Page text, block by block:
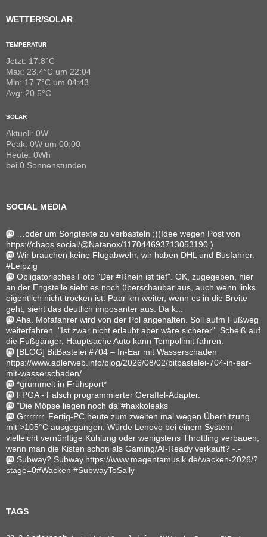
WETTER/SOLAR
TEMPERATUR
Jetzt: 17.8°C
Max: 23.4°C um 22:04
Min: 17.7°C um 04:43
Avg: 20.5°C
SOLAR
Aktuell: 0W
Peak: 0W um 00:00
Heute: 0Wh
bei 0 Sonnenstunden
SOCIAL MEDIA
…oder um Songtexte zu verbasteln ;)(Idee wegen Post von
https://chaos.social/@Natanox/117044693713053190 )
Wir brauchen keine Flugabwehr, wir haben DHL und Busfahrer.
#Leipzig
Obligatorisches Foto "Der #Rhein ist tief". OK, zugegeben, hier
an der Engstelle sieht es noch überschaubar aus, auch wenn links
eigentlich nicht trocken ist. Paar km weiter, wenn es in die Breite
geht, sieht das deutlich imposanter aus. Da k...
Aha. Mofafahrer wird von der Pol angehalten. Soll aufm Fußweg
weiterfahren. "Ist zwar nicht erlaubt aber wäre sicherer". Scheiß auf
die Fußgänger, Hauptsache Auto kann Tempolimit fahren.
[BLOG] BitBastelei #704 – In-Ear mit Wasserschaden
https://www.adlerweb.info/blog/2026/08/02/bitbastelei-704-in-ear-
mit-wasserschaden/
*grummelt in Frühsport*
FPGA - Falsch programmierter Geraffel-Adapter.
"Die Möpse liegen noch da"#haxkoleaks
Grrrrrrr. Fertig-PC heute zum zweiten mal wegen Überhitzung
mit >105°C ausgegangen. Würde Lenovo bei einem System
vielleicht vernünftige Kühlung oder wenigstens Throttling verbauen,
wenn man die Kisten schon als Gaming/AI-Ready verkauft? -.-
Subway? Subway.https://www.magentamusik.de/wacken-2026/?
stage=0#Wacken #SubwayToSally
TAGS